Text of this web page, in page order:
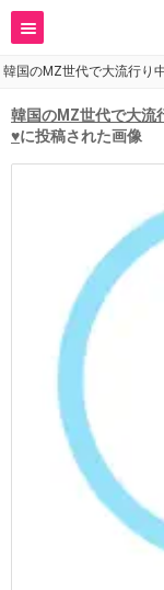
韓国のMZ世代で大流行り
韓国のMZ世代で大流
♥に投稿された画像